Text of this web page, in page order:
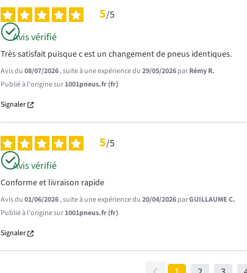
5/5
Avis vérifié
Très satisfait puisque c est un changement de pneus identiques.
Avis du08/07/2026, suite à une expérience du29/05/2026parRémy R.
Publié à l'origine sur1001pneus.fr (fr)
Signaler
5/5
Avis vérifié
Conforme et livraison rapide
Avis du01/06/2026, suite à une expérience du20/04/2026parGUILLAUME C.
Publié à l'origine sur1001pneus.fr (fr)
Signaler